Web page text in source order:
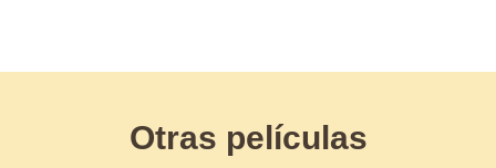
Otras películas